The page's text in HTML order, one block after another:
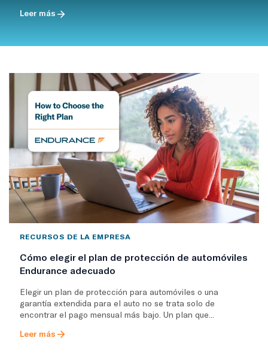
Leer más
RECURSOS DE LA EMPRESA
Cómo elegir el plan de protección de automóviles
Endurance adecuado
Elegir un plan de protección para automóviles o una
garantía extendida para el auto no se trata solo de
encontrar el pago mensual más bajo. Un plan que...
Leer más